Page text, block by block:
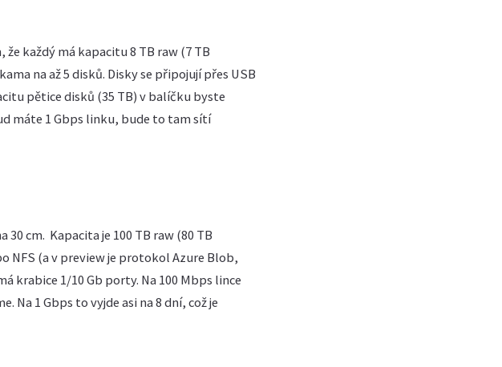
každý má kapacitu 8 TB raw (7 TB
na až 5 disků. Disky se připojují přes USB
pětice disků (35 TB) v balíčku byste
máte 1 Gbps linku, bude to tam sítí
cm. Kapacita je 100 TB raw (80 TB
NFS (a v preview je protokol Azure Blob,
krabice 1/10 Gb porty. Na 100 Mbps lince
Na 1 Gbps to vyjde asi na 8 dní, což je